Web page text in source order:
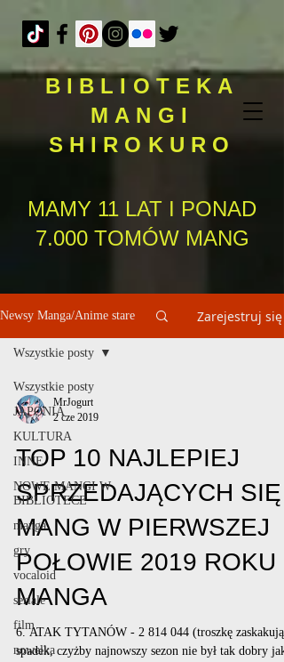
BIBLIOTEKA
MANGI
SHIROKURO
MAMY 11 LAT I PONAD
7.000 TOMÓW MANG
Newsy Manga/Anime stare Zarejestruj się
Wszystkie posty
JAPONIA
KULTURA
INNE
NOWE MANGI W
BIBLIOTECE
manga
gry
vocaloid
seriale
film
nowelka
Wszystkie posty
MrJogurt
2 cze 2019
TOP 10 NAJLEPIEJ
SPRZEDAJĄCYCH SIĘ
MANG W PIERWSZEJ
POŁOWIE 2019 ROKU -
MANGA
6. ATAK TYTANÓW - 2 814 044 (troszkę
spadek, czyżby najnowszy sezon nie był tak dobry jak